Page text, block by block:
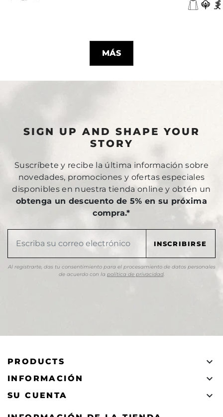
MÁS
SIGN UP AND SHAPE YOUR
STORY
Suscríbete y recibe la última información sobre
novedades, promociones y ofertas especiales
disponibles en nuestra tienda online y obtén un
obtenga un descuento de 5% en su próxima
compra.*
Al registrarte, das tu consentimiento para el procesamiento de datos personales
de acuerdo con la política de privacidad.
PRODUCTS 
INFORMACIÓN 
SU CUENTA 